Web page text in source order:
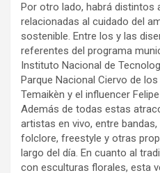
Por otro lado, habrá distintos
relacionadas al cuidado del
sostenible. Entre los y las
referentes del programa
Instituto Nacional de
Parque Nacional Ciervo de
Temaikèn y el influencer
Además de todas estas
artistas en vivo, entre
folclore, freestyle y otras
largo del día. En cuanto al
con esculturas florales, esta